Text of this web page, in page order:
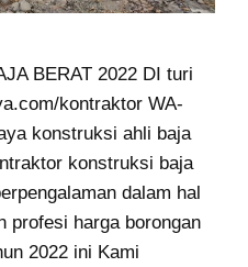
BERAT 2022 DI turi
kontraktor WA-
konstruksi ahli baja
konstruksi baja
dalam hal
profesi harga borongan
2022 ini Kami